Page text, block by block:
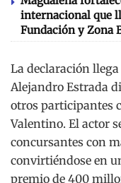
internacional que
Fundación y Zona
La declaración
Alejandro Estrada
otros participantes
Valentino. El actor
concursantes con
convirtiéndose en
premio de 400